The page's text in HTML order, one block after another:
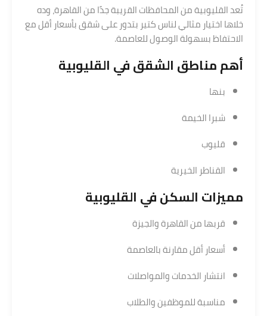
تُعد القليوبية من المحافظات القريبة جدًا من القاهرة، وده
خلاها اختيار مثالي لناس كتير بتدور على شقق بأسعار أقل مع
الاحتفاظ بسهولة الوصول للعاصمة.
أهم مناطق الشقق في القليوبية
بنها
شبرا الخيمة
قليوب
القناطر الخيرية
مميزات السكن في القليوبية
قربها من القاهرة والجيزة
أسعار أقل مقارنة بالعاصمة
انتشار الخدمات والمواصلات
مناسبة للموظفين والطلاب